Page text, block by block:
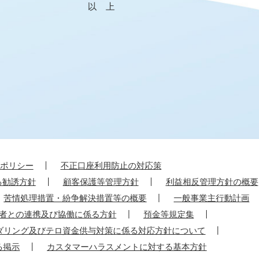
以 上
リシー
不正口座利用防止の対応策
勧誘方針 顧客保護等管理方針
利益相反管理方針の概要
苦情処理措置・紛争解決措置等の概要
一般事業主行動計画
との連携及び協働に係る方針
預金等規定集
リング及びテロ資金供与対策に係る対応方針について
掲示 カスタマーハラスメントに対する基本方針